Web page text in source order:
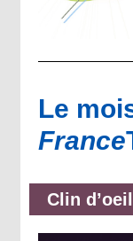
Le
France
Clin d’oeil